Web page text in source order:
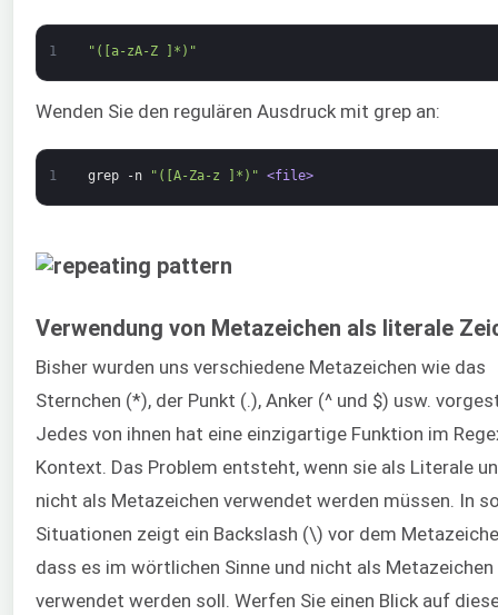
1 "([a-zA-Z ]*)"
Wenden Sie den regulären Ausdruck mit grep an:
1 grep -n "([A-Za-z ]*)" <file>
Verwendung von Metazeichen als literale
Bisher wurden uns verschiedene Metazeichen wie das
Sternchen (*), der Punkt (.), Anker (^ und $) usw.
Jedes von ihnen hat eine einzigartige Funktion im
Kontext. Das Problem entsteht, wenn sie als Literale
nicht als Metazeichen verwendet werden müssen. In
Situationen zeigt ein Backslash (\) vor dem
dass es im wörtlichen Sinne und nicht als Metazeichen
verwendet werden soll. Werfen Sie einen Blick auf